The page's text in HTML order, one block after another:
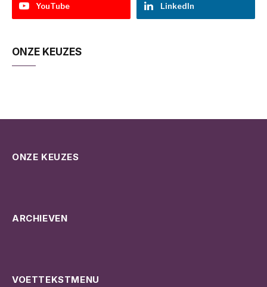
YouTube LinkedIn
ONZE KEUZES
ONZE KEUZES
ARCHIEVEN
VOETTEKSTMENU